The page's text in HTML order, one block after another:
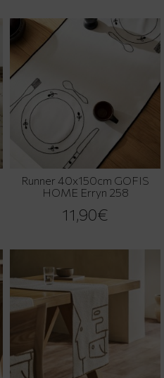
Runner 40x150cm GOFIS
HOME Erryn 258
11,90€